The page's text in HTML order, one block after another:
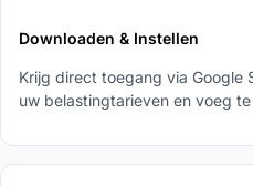
Downloaden & Instellen
Krijg direct toegang via Google
uw belastingtarieven en voeg